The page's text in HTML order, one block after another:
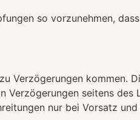
so vorzunehmen,
Verzögerungen kommen.
Verzögerungen seitens des
nur bei Vorsatz